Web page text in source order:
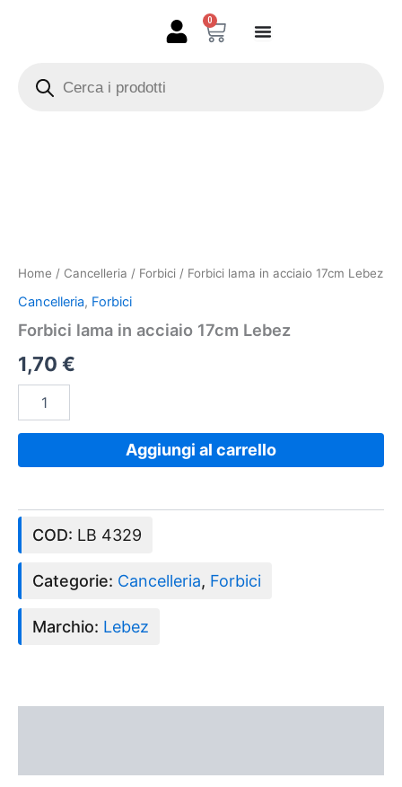
0
Carrello
search
Home / Cancelleria / Forbici / Forbici lama in acciaio 17cm Lebez
Cancelleria, Forbici
Forbici lama in acciaio 17cm Lebez
1,70 €
Aggiungi al carrello
COD: LB 4329
Categorie: Cancelleria, Forbici
Marchio: Lebez